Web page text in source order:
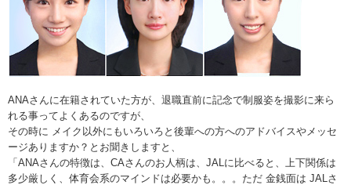
ANAさんに在籍されていた方が、退職直前に記念で制服姿を撮影に来ら
れる事ってよくあるのですが、
その時に メイク以外にもいろいろと後輩への方へのアドバイスやメッセ
ージありますか？とお聞きしますと、
「ANAさんの特徴は、CAさんのお人柄は、JALに比べると、上下関係は
多少厳しく、体育会系のマインドは必要かも。。。ただ 金銭面は JALさ